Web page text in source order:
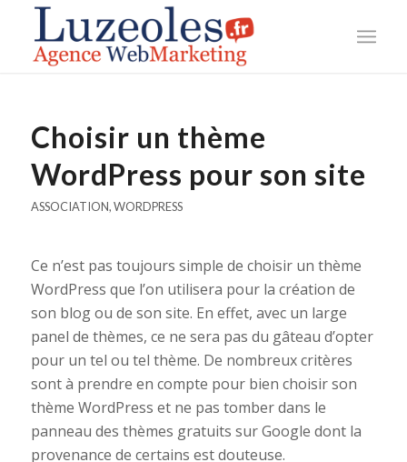
Choisir un thème
WordPress pour son site
ASSOCIATION,WORDPRESS
Ce n’est pas toujours simple de choisir un thème
WordPress que l’on utilisera pour la création de
son blog ou de son site. En effet, avec un large
panel de thèmes, ce ne sera pas du gâteau d’opter
pour un tel ou tel thème. De nombreux critères
sont à prendre en compte pour bien choisir son
thème WordPress et ne pas tomber dans le
panneau des thèmes gratuits sur Google dont la
provenance de certains est douteuse.